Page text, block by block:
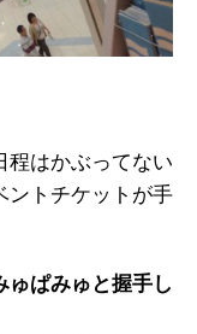
程はかぶってない
ントチケットが手
ゅぱみゅと握手し